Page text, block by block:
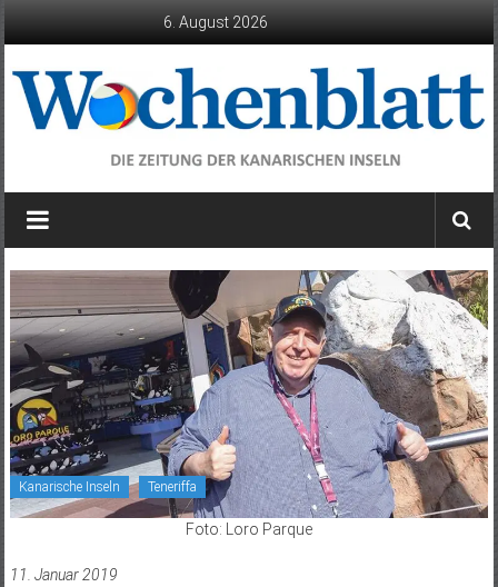
6. August 2026
Wochenblatt
die
Kanarischen
Inseln
Kanarische Inseln Teneriffa
Foto: Loro Parque
11. Januar 2019